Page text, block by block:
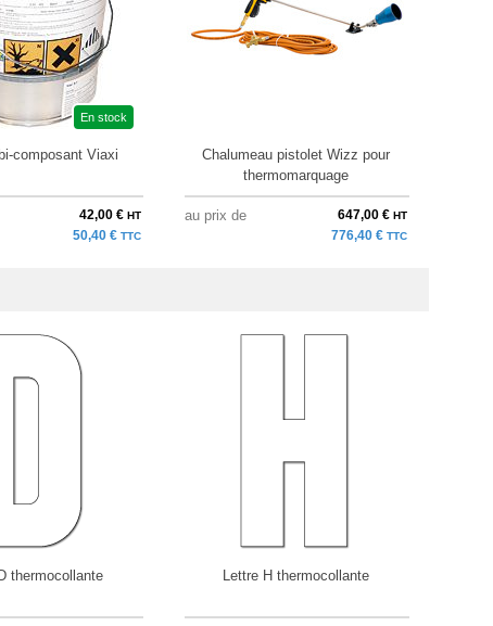
En stock
composant Viaxi
42,00 € HT
50,40 € TTC
Chalumeau pistolet Wizz pour
thermomarquage
au prix de 647,00 € HT
776,40 € TTC
thermocollante Lettre H thermocollante